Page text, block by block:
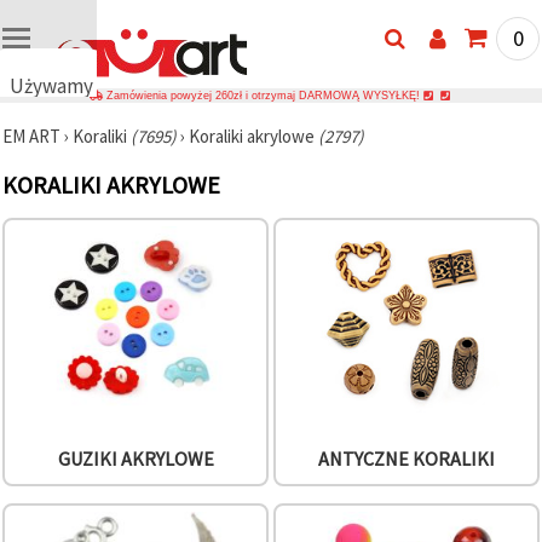
Używamy
cookie
Używamy
technologii,
zapewnić
internetowej,
z niej oraz,
za Państwa
zgodą,
0
Zamówienia powyżej 260zł i otrzymaj DARMOWĄ WYSYŁKĘ!
EM ART › Koraliki (7695)› Koraliki akrylowe (2797)
KORALIKI AKRYLOWE
GUZIKI AKRYLOWE ANTYCZNE KORALIKI